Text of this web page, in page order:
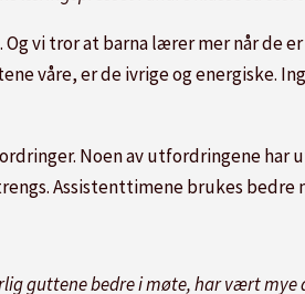
vi tror at barna lærer mer når de
våre, er de ivrige og energiske.
Noen av utfordringene
Assistenttimene brukes bedre
guttene bedre i møte, har vært mye